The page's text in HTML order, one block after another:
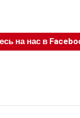
на нас в